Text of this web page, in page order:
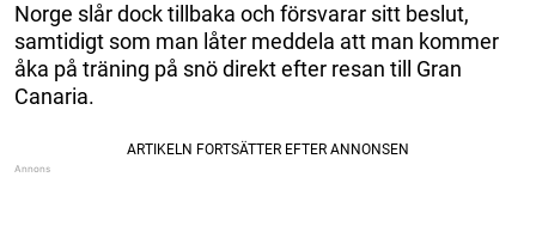
Norge slår dock tillbaka och försvarar sitt beslut,
samtidigt som man låter meddela att man kommer
åka på träning på snö direkt efter resan till Gran
Canaria.